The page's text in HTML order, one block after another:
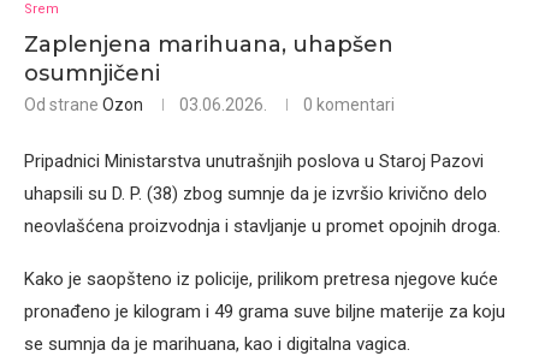
Srem
Zaplenjena marihuana, uhapšen
osumnjičeni
Od strane Ozon 03.06.2026. 0 komentari
Pripadnici Ministarstva unutrašnjih poslova u Staroj Pazovi
uhapsili su D. P. (38) zbog sumnje da je izvršio krivično delo
neovlašćena proizvodnja i stavljanje u promet opojnih droga.
Kako je saopšteno iz policije, prilikom pretresa njegove kuće
pronađeno je kilogram i 49 grama suve biljne materije za koju
se sumnja da je marihuana, kao i digitalna vagica.